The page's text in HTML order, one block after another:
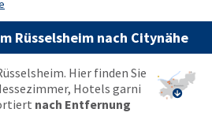
Rüsselsheim nach Citynähe

Hier finden Sie
Hotels garni
nach Entfernung